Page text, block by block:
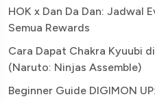
HOK x Dan Da Dan: Jadwal
Semua Rewards
Cara Dapat Chakra Kyuubi
(Naruto: Ninjas Assemble)
Beginner Guide DIGIMON